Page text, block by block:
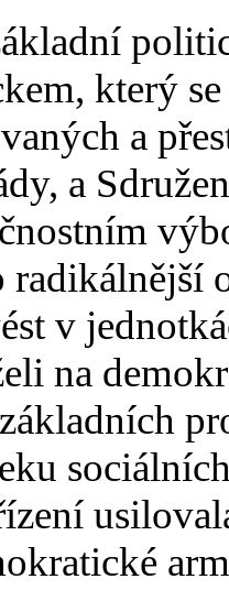
který
a
a
radikálnější
v
na